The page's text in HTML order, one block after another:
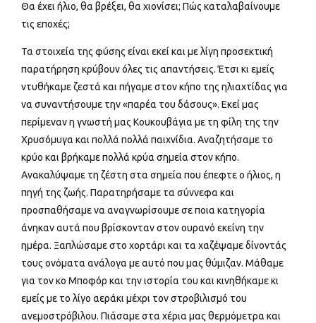
Θα έχει ήλιο, θα βρέξει, θα χιονίσει; Πώς καταλαβαίνουμε
τις εποχές;
Τα στοιχεία της φύσης είναι εκεί και με λίγη προσεκτική
παρατήρηση κρύβουν όλες τις απαντήσεις. Έτσι κι εμείς
ντυθήκαμε ζεστά και πήγαμε στον κήπο της ηλιαχτίδας για
να συναντήσουμε την «παρέα του δάσους». Εκεί μας
περίμεναν η γνωστή μας Κουκουβάγια με τη φίλη της την
Χρυσόμυγα και πολλά πολλά παιχνίδια. Αναζητήσαμε το
κρύο και βρήκαμε πολλά κρύα σημεία στον κήπο.
Ανακαλύψαμε τη ζέστη στα σημεία που έπεφτε ο ήλιος, η
πηγή της ζωής. Παρατηρήσαμε τα σύννεφα και
προσπαθήσαμε να αναγνωρίσουμε σε ποια κατηγορία
άνηκαν αυτά που βρίσκονταν στον ουρανό εκείνη την
ημέρα. Ξαπλώσαμε στο χορτάρι και τα χαζέψαμε δίνοντάς
τους ονόματα ανάλογα με αυτό που μας θύμιζαν. Μάθαμε
για τον κο Μποφόρ και την ιστορία του και κινηθήκαμε κι
εμείς με το λίγο αεράκι μέχρι τον στροβιλισμό του
ανεμοστρόβιλου. Πιάσαμε στα χέρια μας θερμόμετρα και